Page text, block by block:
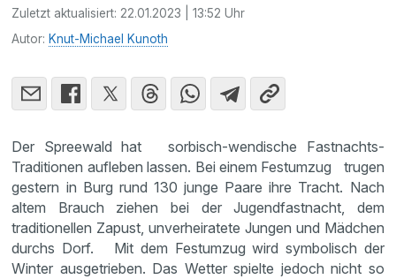
Zuletzt aktualisiert: 22.01.2023 | 13:52 Uhr
Autor: Knut-Michael Kunoth
Der Spreewald hat sorbisch-wendische Fastnachts-
Traditionen aufleben lassen. Bei einem Festumzug trugen
gestern in Burg rund 130 junge Paare ihre Tracht. Nach
altem Brauch ziehen bei der Jugendfastnacht, dem
traditionellen Zapust, unverheiratete Jungen und Mädchen
durchs Dorf. Mit dem Festumzug wird symbolisch der
Winter ausgetrieben. Das Wetter spielte jedoch nicht so